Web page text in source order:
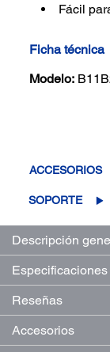
Fácil
Ficha técnica
Modelo:
ACCESORIOS
SOPORTE
Descripción
Especificaciones
Reseñas
Accesorios